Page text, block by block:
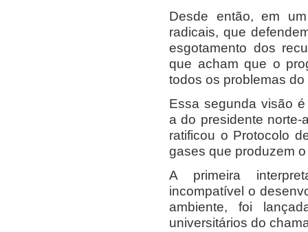
Desde então, em
radicais, que
esgotamento dos
que acham que o
todos os problemas
Essa segunda visão
a do presidente norte-
ratificou o Protocolo
gases que produzem
A primeira
incompatível o
ambiente, foi
universitários do